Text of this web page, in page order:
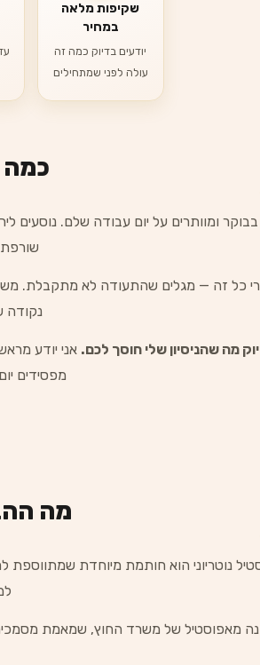
שקיפות מלאה
במחיר
יודעים בדיוק כמה זה
עולה לפני שמתחילים
כמה
ומוותרים על יום עבודה שלם. נוסעים
כל זה — מגלים שהתעודה לא מתקבלת.
נקודה
מה שהניסיון שלי חוסך לכם. אני יודע
מפסידים
מה
נוטריוני הוא חותמת מיוחדת שמתווספת
מאפוסטיל של משרד החוץ, שמאמת מסמכים